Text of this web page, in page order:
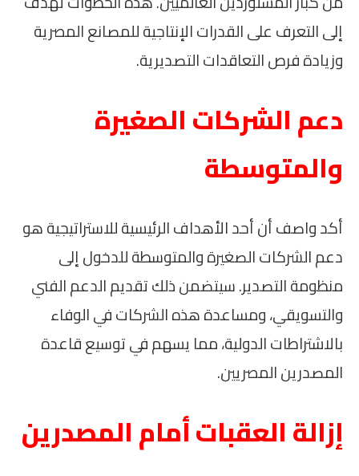
إلى التعرف على القدرات الإنتاجية للمصانع المصرية
وزيادة فرص التعاقدات التصديرية.
دعم الشركات الصغيرة
والمتوسطة
أكد واصف أن أحد الأهداف الرئيسية للاستراتيجية هو
دعم الشركات الصغيرة والمتوسطة للدخول إلى
منظومة التصدير. سيتضمن ذلك تقديم الدعم الفني
والتسويقي، ومساعدة هذه الشركات في الوفاء
بالاشتراطات الدولية، مما يسهم في توسيع قاعدة
المصدرين المصريين.
إزالة العقبات أمام المصدرين